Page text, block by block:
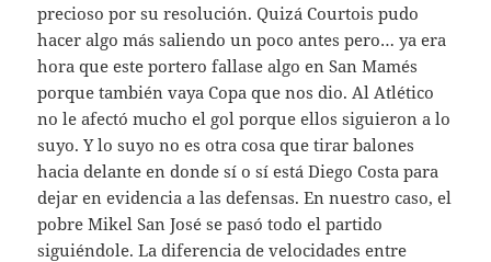
precioso por su resolución. Quizá Courtois pudo
hacer algo más saliendo un poco antes pero… ya era
hora que este portero fallase algo en San Mamés
porque también vaya Copa que nos dio. Al Atlético
no le afectó mucho el gol porque ellos siguieron a lo
suyo. Y lo suyo no es otra cosa que tirar balones
hacia delante en donde sí o sí está Diego Costa para
dejar en evidencia a las defensas. En nuestro caso, el
pobre Mikel San José se pasó todo el partido
siguiéndole. La diferencia de velocidades entre